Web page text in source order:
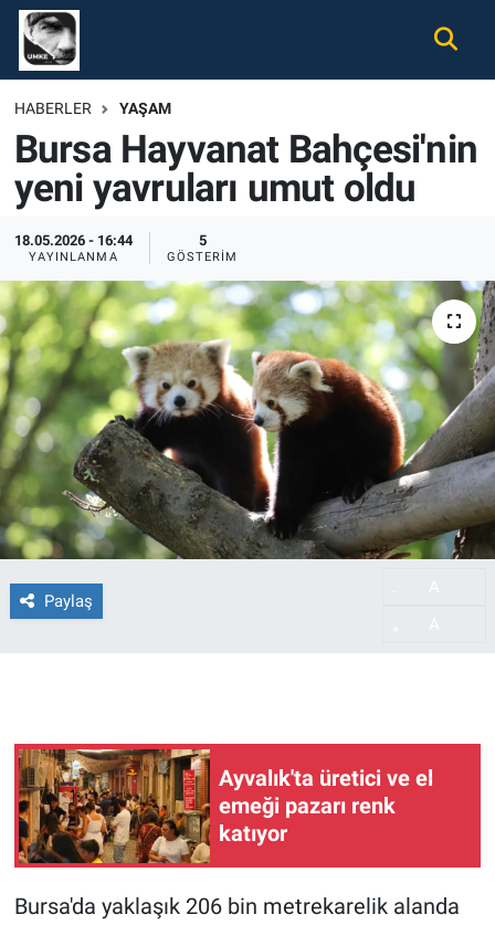
HABERLER YAŞAM
Bursa Hayvanat Bahçesi'nin
yeni yavruları umut oldu
18.05.2026 - 16:44
YAYINLANMA
5
GÖSTERIM
Paylaş
Ayvalık'ta üretici ve el
emeği pazarı renk
katıyor
Bursa'da yaklaşık 206 bin metrekarelik alanda
Gündem
Ekonomi
Spor
Magazin
Tüm Haberler
İletişim
Künye
Nöbetçi Eczaneler
Hava Durumu
Namaz Vakitleri
Trafik Durumu
Süper Lig Puan Durumu ve Fikstür
Tüm Manşetler
Son Dakika Haberleri
Haber Arşivi